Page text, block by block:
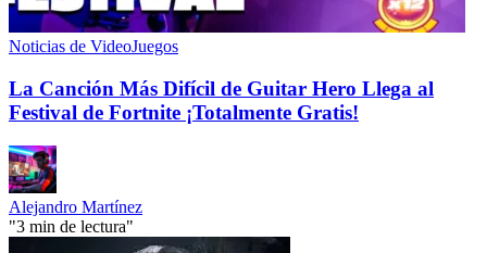
Noticias de VideoJuegos
La Canción Más Difícil de Guitar Hero Llega al
Festival de Fortnite ¡Totalmente Gratis!
Alejandro Martínez
"3 min de lectura"